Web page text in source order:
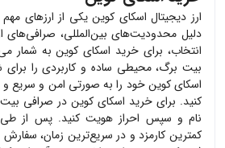
ارز دیجیتال اسکای کوینیکی از ارزهای مهم
دلیل محدودیت‌های بین‌المللی، صرافی‌های
انتخاب، برای خرید اسکای کوینبه شمار
بیت برگ، محیطی ساده و کاربردی را برای
اسکای کوینخود را به صورتی امن و سریع و
کنید. برای خرید اسکای کوین در صرافی
نام و سپس احراز هویت کنید. پس از طی
کمترین کارمزد و در سریع‌ترین زمان،